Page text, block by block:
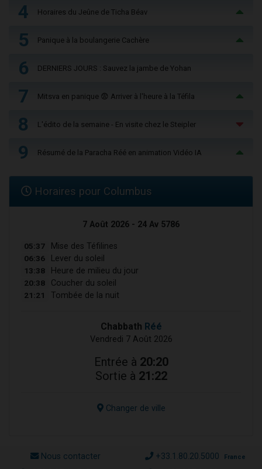
4 Horaires du Jeûne de Ticha Béav
5 Panique à la boulangerie Cachère
6 DERNIERS JOURS : Sauvez la jambe de Yohan
7 Mitsva en panique 😨 Arriver à l'heure à la Téfila
8 L'édito de la semaine - En visite chez le Steipler
9 Résumé de la Paracha Réé en animation Vidéo IA
Horaires pour Columbus
7 Août 2026 - 24 Av 5786
05:37 Mise des Téfilines
06:36 Lever du soleil
13:38 Heure de milieu du jour
20:38 Coucher du soleil
21:21 Tombée de la nuit
Chabbath Réé
Vendredi 7 Août 2026
Entrée à 20:20
Sortie à 21:22
Changer de ville
Nous contacter +33.1.80.20.5000 France